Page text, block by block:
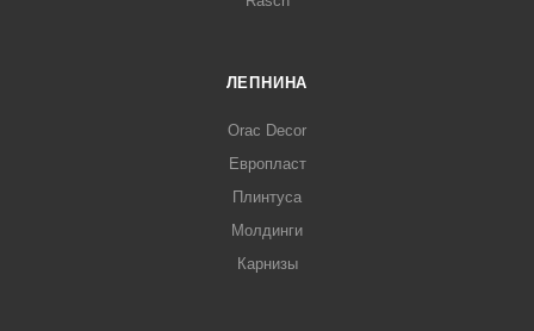
ЛЕПНИНА
Orac Decor
Европласт
Плинтуса
Молдинги
Карнизы